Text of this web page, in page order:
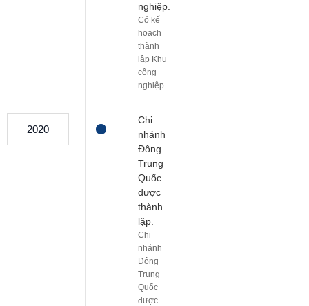
nghiệp.
Có kế
hoạch
thành
lập Khu
công
nghiệp.
2020
Chi
nhánh
Đông
Trung
Quốc
được
thành
lập.
Chi
nhánh
Đông
Trung
Quốc
được